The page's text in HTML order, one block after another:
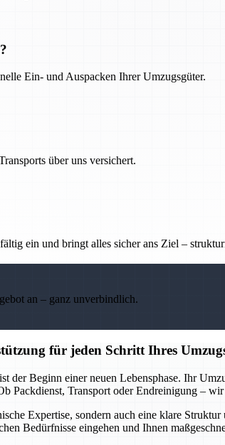
Ein- und Auspacken Ihrer Umzugsgüter.
über uns versichert.
ein und bringt alles sicher ans Ziel –
an – ganz unverbindlich.
für jeden Schritt Ihres
der Beginn einer neuen Lebensphase. Ihr
Packdienst, Transport oder Endreinigung –
Expertise, sondern auch eine klare
Bedürfnisse eingehen und Ihnen